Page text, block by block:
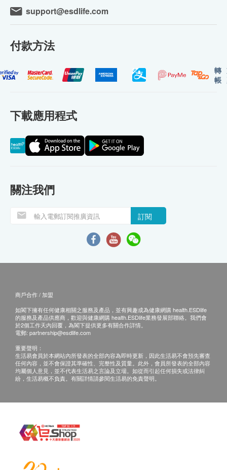
support@esdlife.com
付款方法
轉
帳
下載應用程式
關注我們
訂閱
商戶合作 / 加盟
如閣下擁有任何健康相關之服務及產品，並有興趣成為健康網購 health.ESDlife
的服務及產品供應商，歡迎與健康網購 health.ESDlife業務發展部聯絡。我們會
於2個工作天內回覆，為閣下提供更多有關合作詳情。
電郵: partnership@esdlife.com
重要聲明：
生活易會員於本網站內所發表的全部內容為即時更新，因此生活易不會預先審查
任何內容，並不會保證其準確性、完整性及質量。此外，會員所發表的全部內容
均屬個人意見，並不代表生活易之言論及立場。如從而引起任何損失或法律糾
紛，生活易概不負責。有關詳情請參閱生活易的免責聲明。